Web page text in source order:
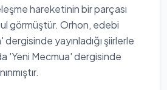
hareketinin bir parçası
görmüştür. Orhon, edebi
yayınladığı şiirlerle
'Yeni Mecmua' dergisinde